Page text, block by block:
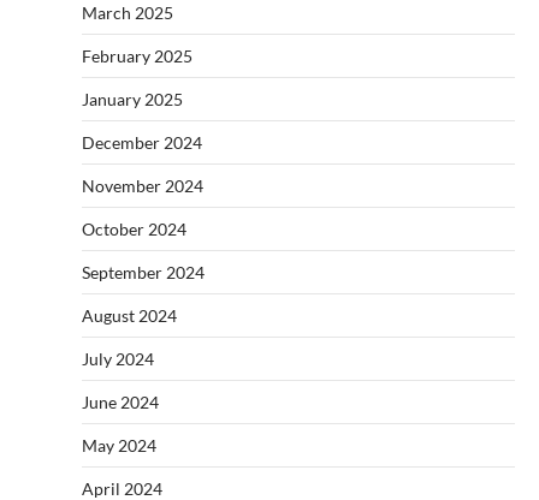
March 2025
February 2025
January 2025
December 2024
November 2024
October 2024
September 2024
August 2024
July 2024
June 2024
May 2024
April 2024